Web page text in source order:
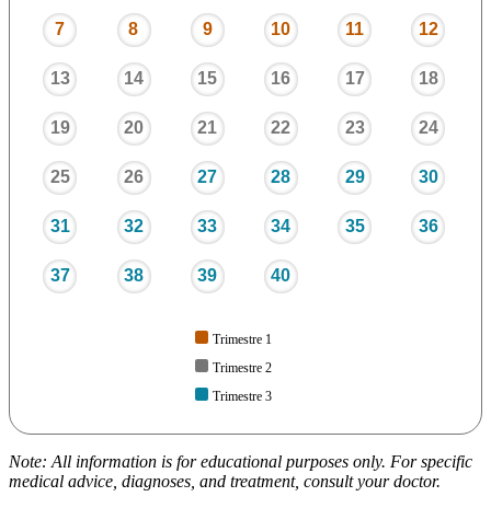
7 8 9 10 11 12
13 14 15 16 17 18
19 20 21 22 23 24
25 26 27 28 29 30
31 32 33 34 35 36
37 38 39 40
Trimestre 1
Trimestre 2
Trimestre 3
Note: All information is for educational purposes only. For specific
medical advice, diagnoses, and treatment, consult your doctor.